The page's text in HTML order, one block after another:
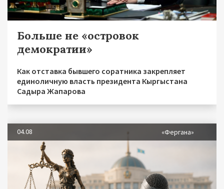
Больше не «островок
демократии»
Как отставка бывшего соратника закрепляет
единоличную власть президента Кыргыстана
Садыра Жапарова
04.08 «Фергана»